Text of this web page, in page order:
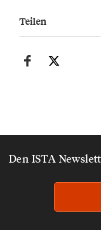
Teilen
Den ISTA